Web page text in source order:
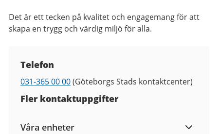
Det är ett tecken på kvalitet och engagemang för att
skapa en trygg och värdig miljö för alla.
Telefon
Telefon
031-365 00 00(Göteborgs Stads kontaktcenter)
Fler kontaktuppgifter
Våra enheter